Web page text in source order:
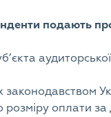
подають
оплати